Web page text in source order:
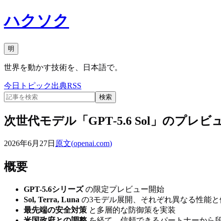
ハクソク
明
世界を動かす技術を、日本語で。
今日 トピック出典RSS
検索
次世代モデル「GPT‑5.6 Sol」のプレビ
2026年6月27日 原文(openai.com)
概要
GPT-5.6シリーズの限定プレビュー開始
Sol, Terra, Luna の3モデル展開、それぞれ異なる性能と
最先端の安全対策 と多層的な防御策を実装